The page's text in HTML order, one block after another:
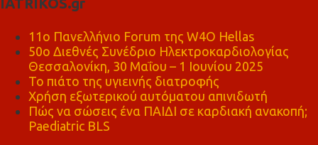
IATRIKOS.gr
11ο Πανελλήνιο Forum της W4O Hellas
50ο Διεθνές Συνέδριο Ηλεκτροκαρδιολογίας
Θεσσαλονίκη, 30 Μαΐου – 1 Ιουνίου 2025
Το πιάτο της υγιεινής διατροφής
Χρήση εξωτερικού αυτόματου απινιδωτή
Πώς να σώσεις ένα ΠΑΙΔΙ σε καρδιακή ανακοπή;
Paediatric BLS